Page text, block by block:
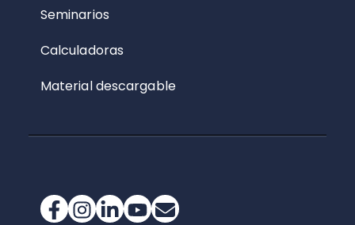
Seminarios
Calculadoras
Material descargable